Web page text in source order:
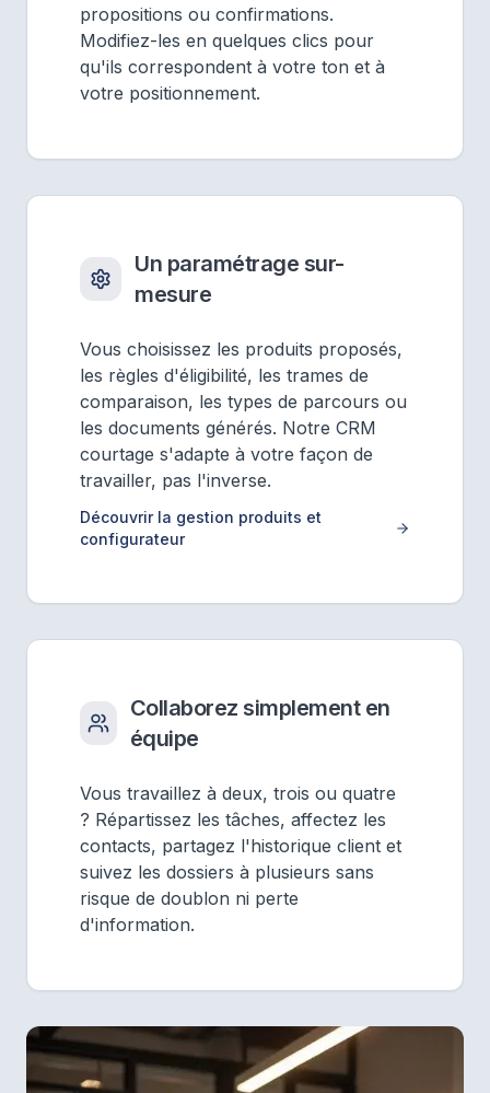
propositions ou confirmations.
Modifiez-les en quelques clics pour
qu'ils correspondent à votre ton et à
votre positionnement.
Un paramétrage sur-
mesure
Vous choisissez les produits proposés,
les règles d'éligibilité, les trames de
comparaison, les types de parcours ou
les documents générés. Notre CRM
courtage s'adapte à votre façon de
travailler, pas l'inverse.
Découvrir la gestion produits et
configurateur
Collaborez simplement en
équipe
Vous travaillez à deux, trois ou quatre
? Répartissez les tâches, affectez les
contacts, partagez l'historique client et
suivez les dossiers à plusieurs sans
risque de doublon ni perte
d'information.